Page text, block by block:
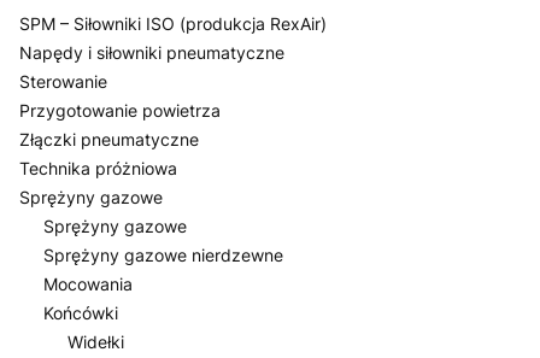
SPM – Siłowniki ISO (produkcja RexAir)
Napędy i siłowniki pneumatyczne
Sterowanie
Przygotowanie powietrza
Złączki pneumatyczne
Technika próżniowa
Sprężyny gazowe
Sprężyny gazowe
Sprężyny gazowe nierdzewne
Mocowania
Końcówki
Widełki